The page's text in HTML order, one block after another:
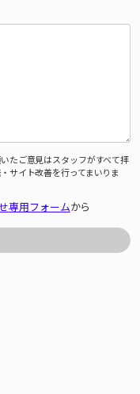
たご意見はスタッフがすべて拝
サイト改善を行ってまいりま
専用フォームから